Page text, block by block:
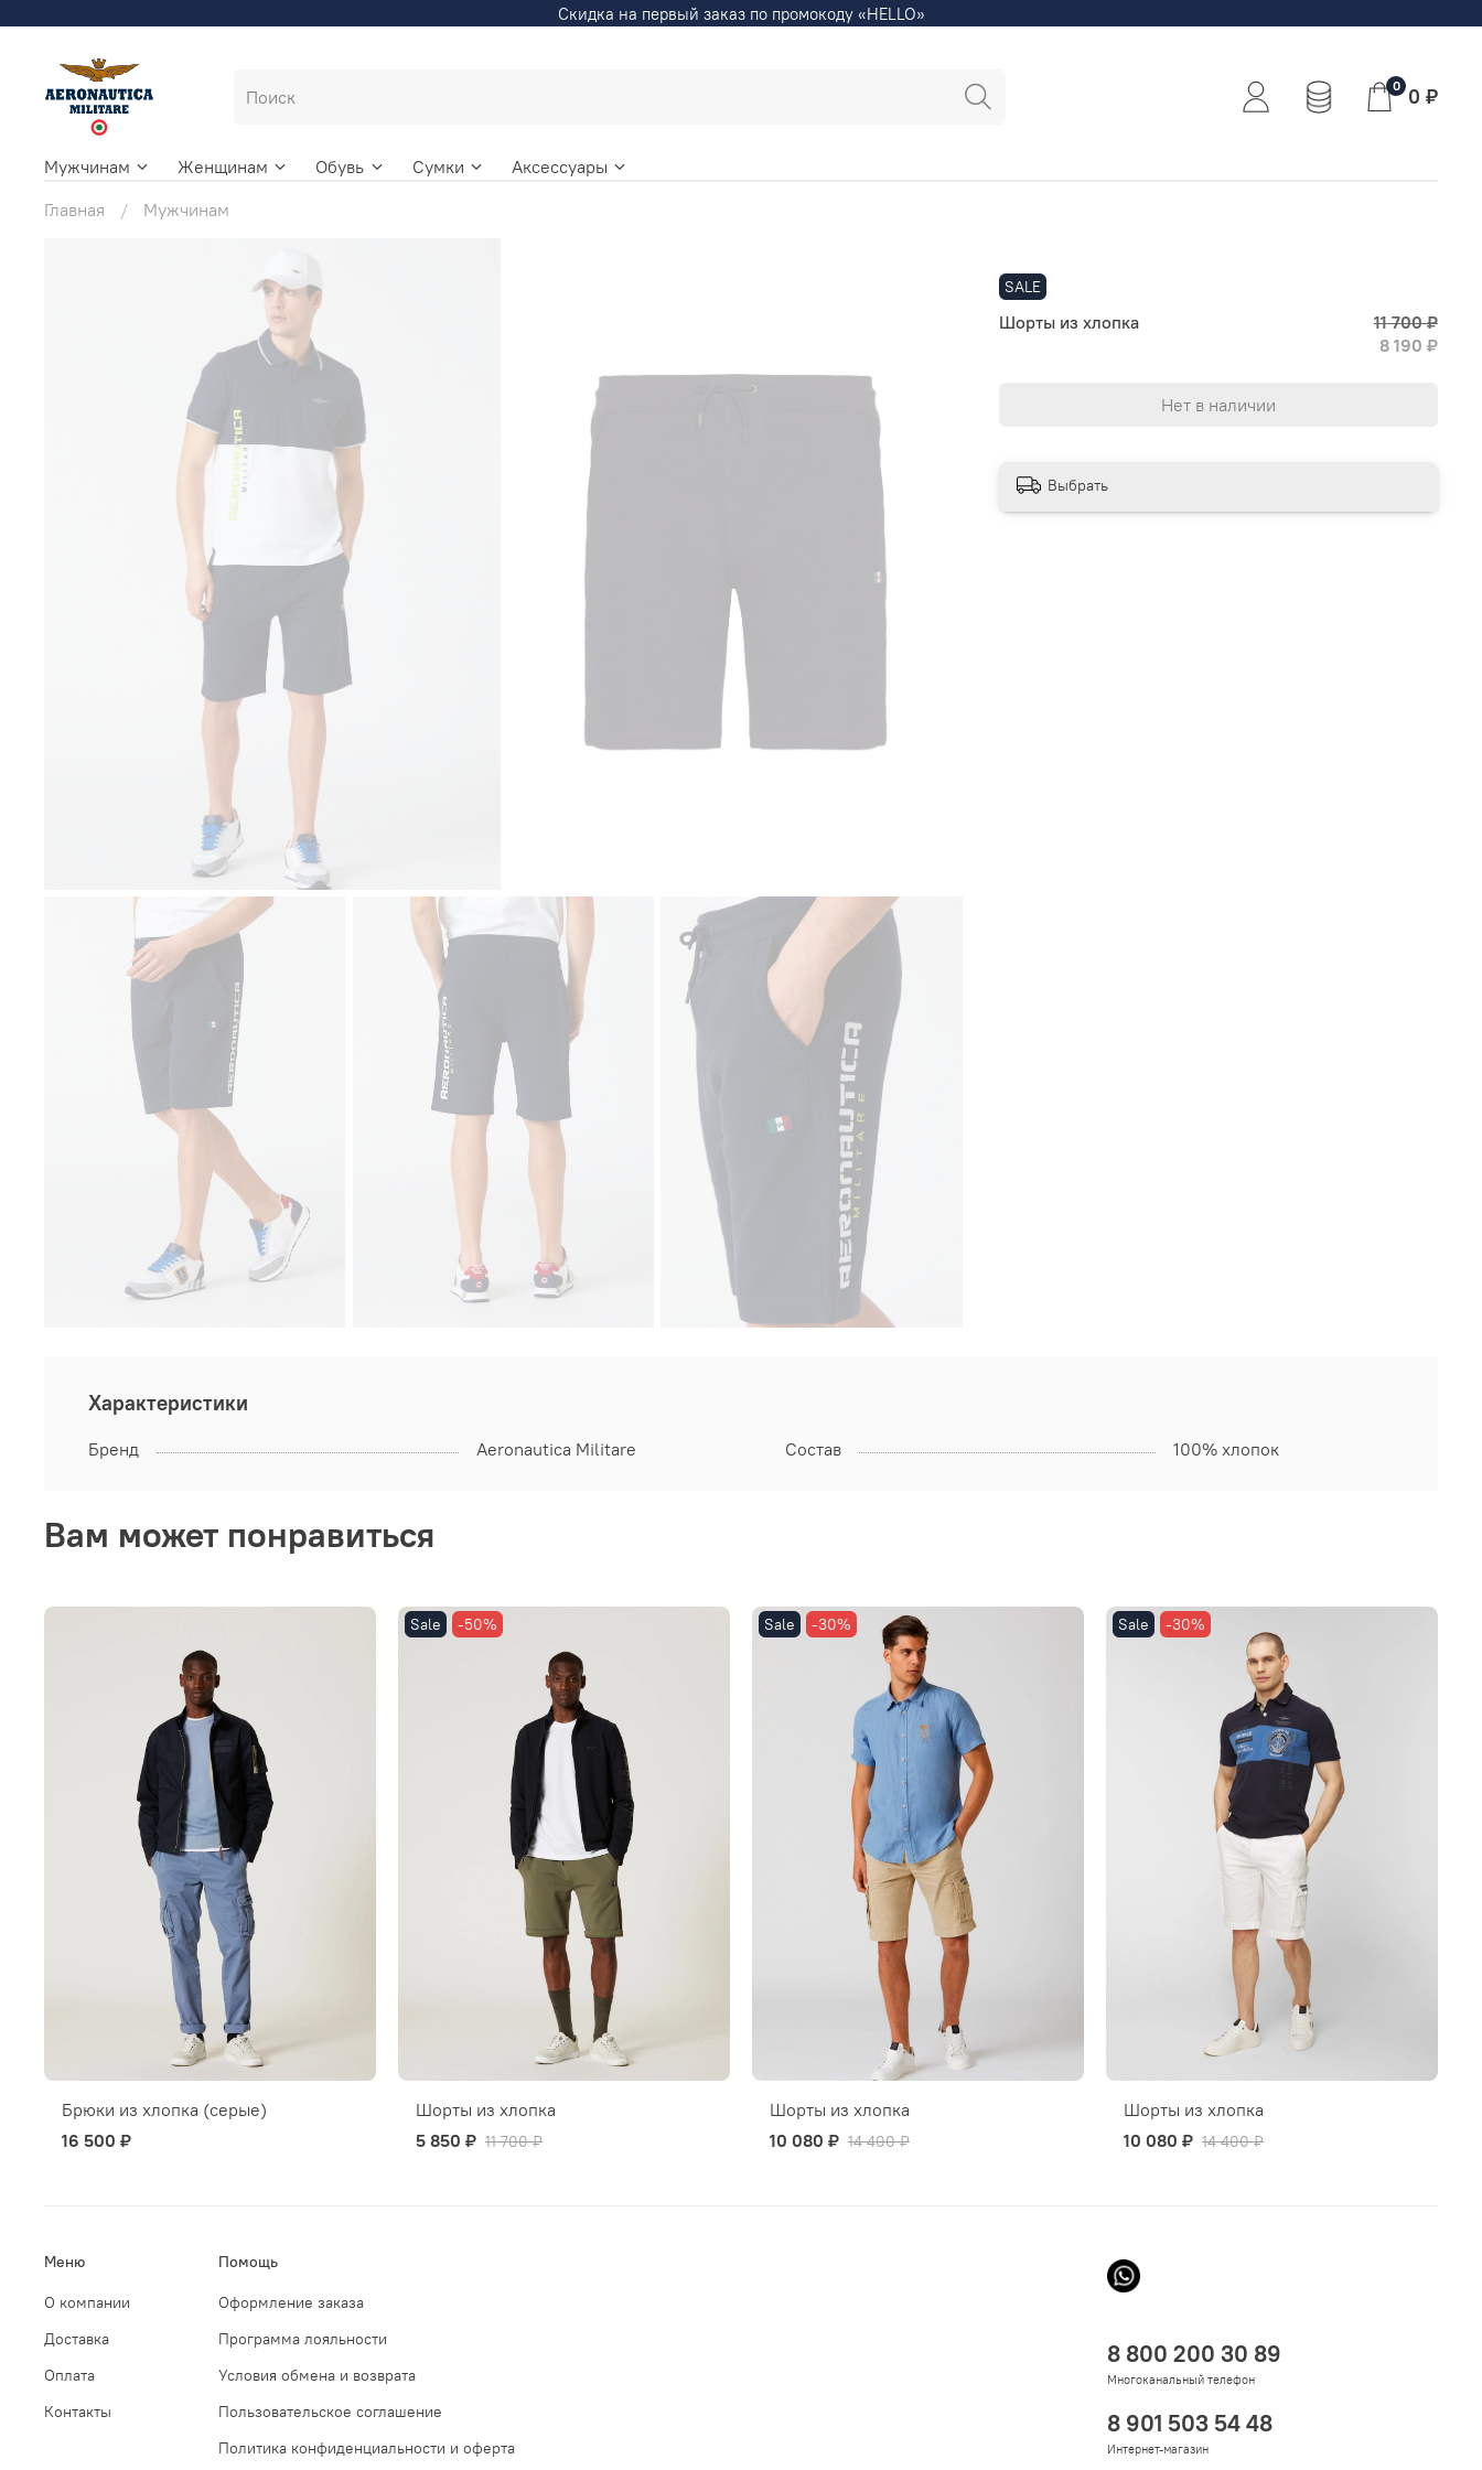
Скидка на первый заказ по промокоду «HELLO»
0 0 ₽
Мужчинам Женщинам Обувь Сумки
Аксессуары
Главная
Мужчинам
SALE
Шорты из хлопка
11 700 ₽
8 190 ₽
Нет в наличии
Выбрать
Характеристики
Бренд Aeronautica Militare Состав 100% хлопок
Вам может понравиться
Брюки из хлопка (серые)
16 500 ₽
Sale -50%
Шорты из хлопка
5 850 ₽ 11 700 ₽
Sale -30%
Шорты из хлопка
10 080 ₽ 14 400 ₽
Sale -30%
Шорты из хлопка
10 080 ₽ 14 400 ₽
Меню
О компании
Доставка
Оплата
Контакты
Помощь
Оформление заказа
Программа лояльности
Условия обмена и возврата
Пользовательское соглашение
Политика конфиденциальности и оферта
8 800 200 30 89
Многоканальный телефон
8 901 503 54 48
Интернет-магазин